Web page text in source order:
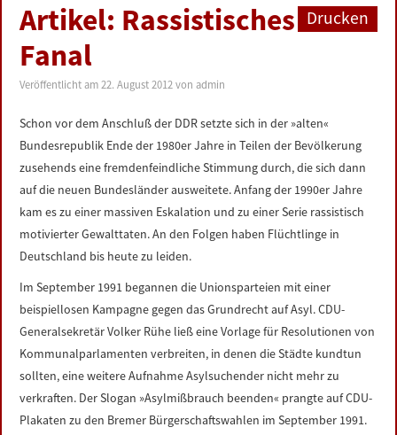
BUNDESTAG
PRESSE
ZUR PERSON
LINKS
DATENSCHUTZERKLÄRUNG
Drucken
Artikel: Rassistisches
Fanal
Veröffentlicht am22. August 2012 vonadmin
Schon vor dem Anschluß der DDR setzte sich in der »alten«
Bundesrepublik Ende der 1980er Jahre in Teilen der Bevölkerung
zusehends eine fremdenfeindliche Stimmung durch, die sich dann
auf die neuen Bundesländer ausweitete. Anfang der 1990er Jahre
kam es zu einer massiven Eskalation und zu einer Serie rassistisch
motivierter Gewalttaten. An den Folgen haben Flüchtlinge in
Deutschland bis heute zu leiden.
Im September 1991 begannen die Unionsparteien mit einer
beispiellosen Kampagne gegen das Grundrecht auf Asyl. CDU-
Generalsekretär Volker Rühe ließ eine Vorlage für Resolutionen von
Kommunalparlamenten verbreiten, in denen die Städte kundtun
sollten, eine weitere Aufnahme Asylsuchender nicht mehr zu
verkraften. Der Slogan »Asylmißbrauch beenden« prangte auf CDU-
Plakaten zu den Bremer Bürgerschaftswahlen im September 1991.